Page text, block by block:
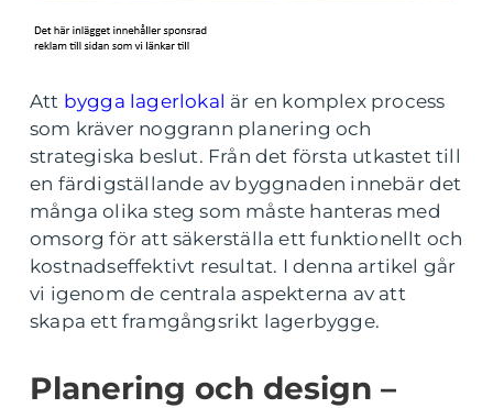
Att bygga lagerlokal är en komplex process
som kräver noggrann planering och
strategiska beslut. Från det första utkastet till
en färdigställande av byggnaden innebär det
många olika steg som måste hanteras med
omsorg för att säkerställa ett funktionellt och
kostnadseffektivt resultat. I denna artikel går
vi igenom de centrala aspekterna av att
skapa ett framgångsrikt lagerbygge.
Planering och design –